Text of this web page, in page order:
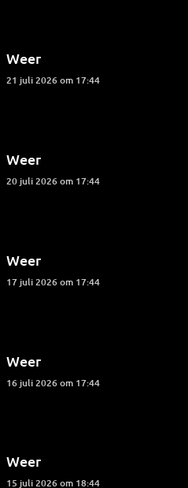
Weer
21 juli 2026 om 17:44
Weer
20 juli 2026 om 17:44
Weer
17 juli 2026 om 17:44
Weer
16 juli 2026 om 17:44
Weer
15 juli 2026 om 18:44